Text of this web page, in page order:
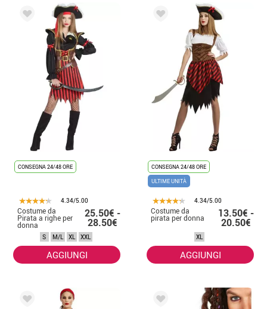
CONSEGNA 24/48 ORE
4.34/5.00
Costume da
Pirata a righe per
donna
25.50€ -
28.50€
S M/L XL XXL
AGGIUNGI
CONSEGNA 24/48 ORE
ULTIME UNITÀ
4.34/5.00
Costume da
pirata per donna 13.50€ -
20.50€
XL
AGGIUNGI